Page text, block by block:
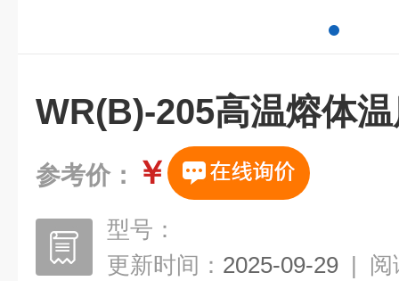
WR(B)-205高温熔体
参考价： ￥
型号：
更新时间： 2025-09-29 | 阅